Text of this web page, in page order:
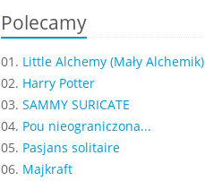
Polecamy
01. Little Alchemy (Mały Alchemik)
02. Harry Potter
03. SAMMY SURICATE
04. Pou nieograniczona...
05. Pasjans solitaire
06. Majkraft